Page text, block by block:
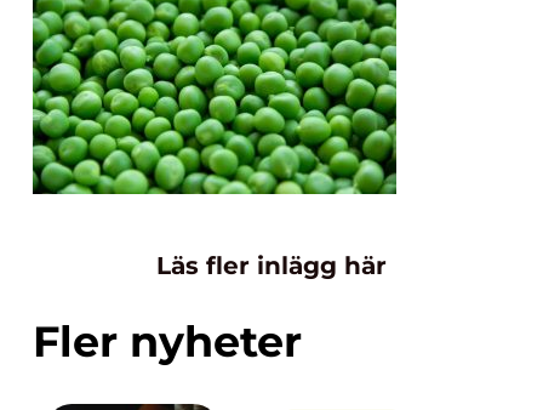
Läs fler inlägg här
Fler nyheter